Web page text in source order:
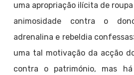
uma apropriação ilícita de
animosidade contra o
adrenalina e rebeldia
uma tal motivação da acção
contra o património, mas